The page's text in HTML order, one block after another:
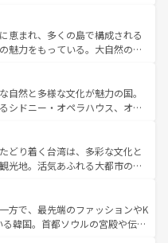
こともできる。 なお、新
ツ一覧 を参照してほしい。
、ショッピング、エンターテイ
なスポットだ。一方、アメリカ
グランドキャニオンやイエロー
、音楽と美食が融合した独特の
リカの各地域で異なる魅力を楽
豊かな歴史を感じることができ
新着のアメリカ
照してほしい。
恵まれ、多くの島で構成される
魅力をもっている。大自然の神
、定番の観光地といえばオアフ
るならマウイ島やカウアイ島が
ーンに輝く海をはじめ、豊かな
る人々を迎えてくれるハワイの
ードやハワイアンミュージッ
ど、すべてがハワイの魅力を彩
ハワイ情報
てほしい。
自然と多様な文化が魅力の国。
シドニー・オペラハウス、オー
そびえるウルル（エアーズロッ
原生林やケアンズの熱帯雨林な
また、カフェやワイン、オージ
実しており、サーフィンやダイ
アウトドア好きにはたまらな
な魅力を存分に味わいつくそ
どり着く台湾は、多彩な文化と
光地。活気あふれる大都市の台
ある台湾東部など、都市の喧騒
おり、訪れる人に新しい発見と
また、奥深い台湾の食文化も魅
方で、最先端のファッションやK
韓国。首都ソウルの宮殿や伝統